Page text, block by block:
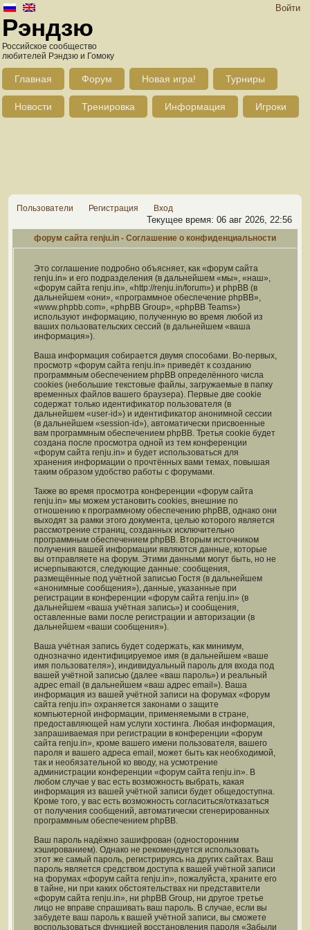
Войти
Рэндзю
Российское сообщество
любителей Рэндзю и Гомоку
Главная Форум Новая игра! Турниры
Новости Тренировка Информация Игроки
Пользователи Регистрация Вход
Текущее время: 06 авг 2026, 22:56
форум сайта renju.in - Соглашение о конфиденциальности
Это соглашение подробно объясняет, как «форум сайта
renju.in» и его подразделения (в дальнейшем «мы», «наш»,
«форум сайта renju.in», «http://renju.in/forum») и phpBB (в
дальнейшем «они», «программное обеспечение phpBB»,
«www.phpbb.com», «phpBB Group», «phpBB Teams»)
используют информацию, полученную во время любой из
ваших пользовательских сессий (в дальнейшем «ваша
информация»).
Ваша информация собирается двумя способами. Во-первых,
просмотр «форум сайта renju.in» приведёт к созданию
программным обеспечением phpBB определённого числа
cookies (небольшие текстовые файлы, загружаемые в папку
временных файлов вашего браузера). Первые две cookie
содержат только идентификатор пользователя (в
дальнейшем «user-id») и идентификатор анонимной сессии
(в дальнейшем «session-id»), автоматически присвоенные
вам программным обеспечением phpBB. Третья cookie будет
создана после просмотра одной из тем конференции
«форум сайта renju.in» и будет использоваться для
хранения информации о прочтённых вами темах, повышая
таким образом удобство работы с форумами.
Также во время просмотра конференции «форум сайта
renju.in» мы можем установить cookies, внешние по
отношению к программному обеспечению phpBB, однако они
выходят за рамки этого документа, целью которого является
рассмотрение страниц, созданных исключительно
программным обеспечением phpBB. Вторым источником
получения вашей информации являются данные, которые
вы отправляете на форум. Этими данными могут быть, но не
исчерпываются, следующие данные: сообщения,
размещённые под учётной записью Гостя (в дальнейшем
«анонимные сообщения»), данные, указанные при
регистрации в конференции «форум сайта renju.in» (в
дальнейшем «ваша учётная запись») и сообщения,
оставленные вами после регистрации и авторизации (в
дальнейшем «ваши сообщения»).
Ваша учётная запись будет содержать, как минимум,
однозначно идентифицируемое имя (в дальнейшем «ваше
имя пользователя»), индивидуальный пароль для входа под
вашей учётной записью (далее «ваш пароль») и реальный
адрес email (в дальнейшем «ваш адрес email»). Ваша
информация из вашей учётной записи на форумах «форум
сайта renju.in» охраняется законами о защите
компьютерной информации, применяемыми в стране,
предоставляющей нам услуги хостинга. Любая информация,
запрашиваемая при регистрации в конференции «форум
сайта renju.in», кроме вашего имени пользователя, вашего
пароля и вашего адреса email, может быть как необходимой,
так и необязательной ко вводу, на усмотрение
администрации конференции «форум сайта renju.in». В
любом случае у вас есть возможность выбрать, какая
информация из вашей учётной записи будет общедоступна.
Кроме того, у вас есть возможность согласиться/отказаться
от получения сообщений, автоматически сгенерированных
программным обеспечением phpBB.
Ваш пароль надёжно зашифрован (односторонним
хэшированием). Однако не рекомендуется использовать
этот же самый пароль, регистрируясь на других сайтах. Ваш
пароль является средством доступа к вашей учётной записи
на форумах «форум сайта renju.in», пожалуйста, храните его
в тайне, ни при каких обстоятельствах ни представители
«форум сайта renju.in», ни phpBB Group, ни другое третье
лицо не вправе спрашивать ваш пароль. В случае, если вы
забудете ваш пароль к вашей учётной записи, вы сможете
воспользоваться функцией восстановления пароля «Забыли